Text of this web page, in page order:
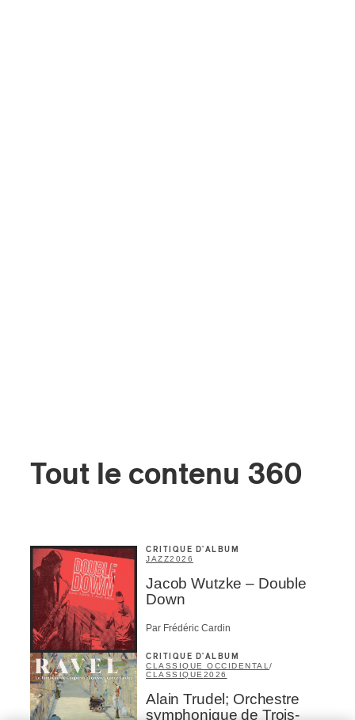
Tout le contenu 360
CRITIQUE D'ALBUM
JAZZ2026
Jacob Wutzke – Double
Down
Par Frédéric Cardin
CRITIQUE D'ALBUM
CLASSIQUE OCCIDENTAL /
CLASSIQUE 2026
Alain Trudel; Orchestre
symphonique de Trois-